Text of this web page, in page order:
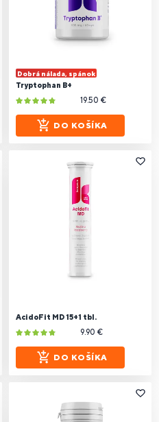
Dobrá nálada, spánok
Tryptophan B+
19.50 €
DO KOŠÍKA
AcidoFit MD 15+1 tbl.
9.90 €
DO KOŠÍKA